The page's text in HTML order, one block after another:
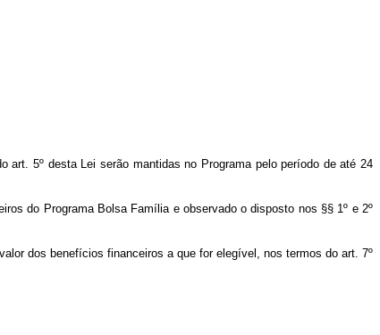
art. 5º desta Lei serão mantidas no Programa pelo período de até 24
do Programa Bolsa Família e observado o disposto nos §§ 1º e 2º
dos benefícios financeiros a que for elegível, nos termos do art. 7º